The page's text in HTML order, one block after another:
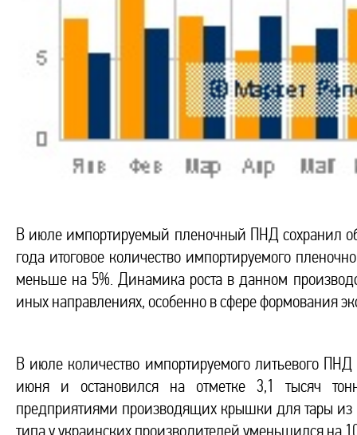
В июле импортируемый пленочный ПНД сохранил
года итоговое количество импортируемого
меньше на 5%. Динамика роста в данном
иных направлениях, особенно в сфере формования
В июле количество импортируемого литьевого
июня и остановился на отметке 3,1 тысяч
предприятиями производящих крышки для тары из
типа у украинских производителей уменьшился на